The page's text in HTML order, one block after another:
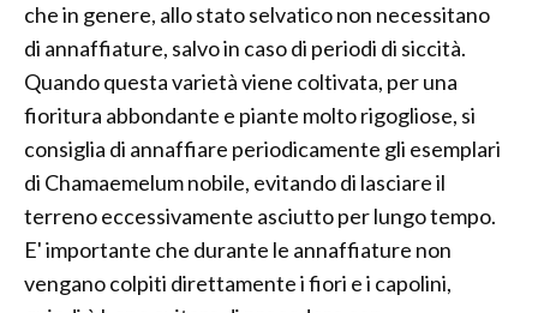
che in genere, allo stato selvatico non necessitano
di annaffiature, salvo in caso di periodi di siccità.
Quando questa varietà viene coltivata, per una
fioritura abbondante e piante molto rigogliose, si
consiglia di annaffiare periodicamente gli esemplari
di Chamaemelum nobile, evitando di lasciare il
terreno eccessivamente asciutto per lungo tempo.
E' importante che durante le annaffiature non
vengano colpiti direttamente i fiori e i capolini,